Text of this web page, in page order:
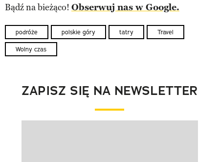
Bądź na bieżąco! Obserwuj nas w Google.
podróże polskie góry tatry Travel
Wolny czas
ZAPISZ SIĘ NA NEWSLETTER